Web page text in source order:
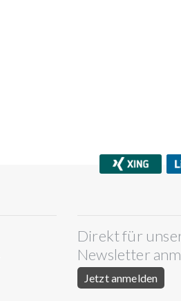
Direkt für
Newsletter
Jetzt anmelden